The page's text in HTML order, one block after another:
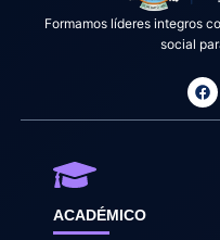
Formamos líderes integros
social
F
a
ACADÉMICO